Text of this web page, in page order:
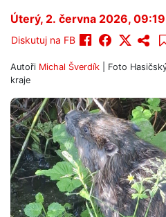
Úterý, 2. června 2026, 09:19
Diskutuj na FB
Autoři Michal Šverdík | Foto
kraje